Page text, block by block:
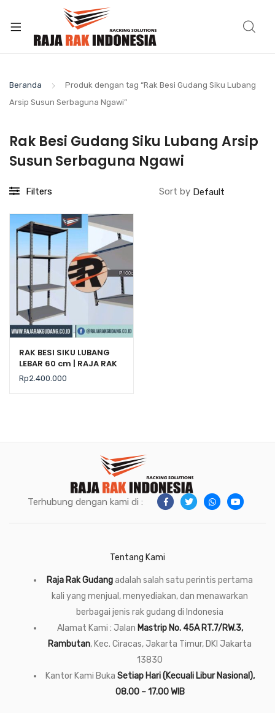
Beranda
Produk dengan tag “Rak Besi Gudang Siku Lubang
Arsip Susun Serbaguna Ngawi”
Rak Besi Gudang Siku Lubang Arsip
Susun Serbaguna Ngawi
Filters Sort by
RAK BESI SIKU LUBANG
LEBAR 60 cm | RAJA RAK
Rp2.400.000
Terhubung dengan kami di :
Tentang Kami
Raja Rak Gudangadalah salah satu perintis pertama
kali yang menjual, menyediakan, dan menawarkan
berbagai jenis rak gudang di Indonesia
Alamat Kami : Jalan Mastrip No. 45A RT.7/RW.3,
Rambutan, Kec. Ciracas, Jakarta Timur, DKI Jakarta
13830
Kantor Kami Buka Setiap Hari (Kecuali Libur Nasional),
08.00 – 17.00 WIB